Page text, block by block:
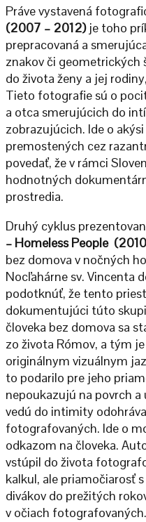
Práve vystavená
(2007 – 2012)je toho
prepracovaná a
znakov či geometrických
do života ženy a jej
Tieto fotografie sú o
a otca smerujúcich do
zobrazujúcich. Ide o
premostených cez
povedať, že v rámci
hodnotných
prostredia.
Druhý cyklus
– Homeless People
bez domova v nočných
Nocľahárne sv. Vincenta
podotknúť, že tento
dokumentujúci túto
človeka bez domova sa
zo života Rómov, a tým
originálnym vizuálnym
to podarilo pre jeho
nepoukazujú na povrch a
vedú do intimity
fotografovaných. Ide o
odkazom na človeka.
vstúpil do života
kalkul, ale priamočiarosť
divákov do prežitých
v očiach fotografovaných.